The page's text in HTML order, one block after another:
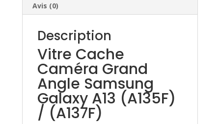
Avis (0)
Description
Vitre Cache
Caméra Grand
Angle Samsung
Galaxy A13 (A135F)
/ (A137F)